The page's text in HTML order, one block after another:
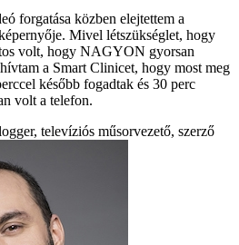
forgatása közben elejtettem a
Mivel létszükséglet, hogy
volt, hogy NAGYON gyorsan
a Smart Clinicet, hogy most meg
később fogadtak és 30 perc
volt a telefon.
televíziós műsorvezető, szerző